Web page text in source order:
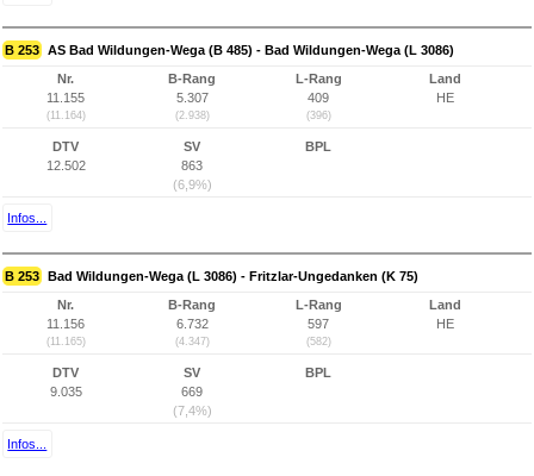
B 253 AS Bad Wildungen-Wega (B 485) - Bad Wildungen-Wega (L 3086)
Nr.
11.155
(11.164)
B-Rang
5.307
(2.938)
L-Rang
409
(396)
Land
HE
DTV
12.502
SV
863
(6,9%)
BPL
Infos...
B 253 Bad Wildungen-Wega (L 3086) - Fritzlar-Ungedanken (K 75)
Nr.
11.156
(11.165)
B-Rang
6.732
(4.347)
L-Rang
597
(582)
Land
HE
DTV
9.035
SV
669
(7,4%)
BPL
Infos...